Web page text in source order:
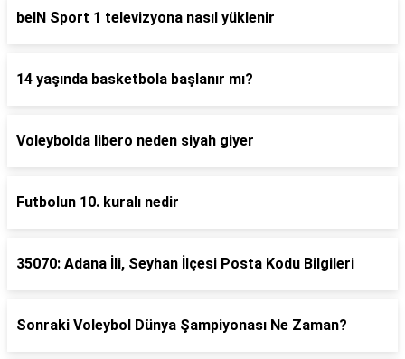
beIN Sport 1 televizyona nasıl yüklenir
14 yaşında basketbola başlanır mı?
Voleybolda libero neden siyah giyer
Futbolun 10. kuralı nedir
35070: Adana İli, Seyhan İlçesi Posta Kodu Bilgileri
Sonraki Voleybol Dünya Şampiyonası Ne Zaman?